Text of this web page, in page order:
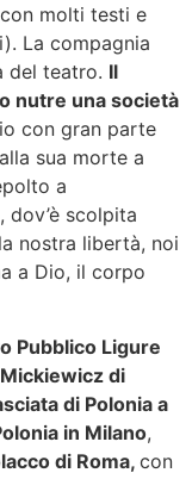
molti testi e
La compagnia
del teatro. Il
nutre una società
con gran parte
sua morte a
a
dov’è scolpita
nostra libertà, noi
a Dio, il corpo
Pubblico Ligure
di
di Polonia a
in Milano,
di Roma, con